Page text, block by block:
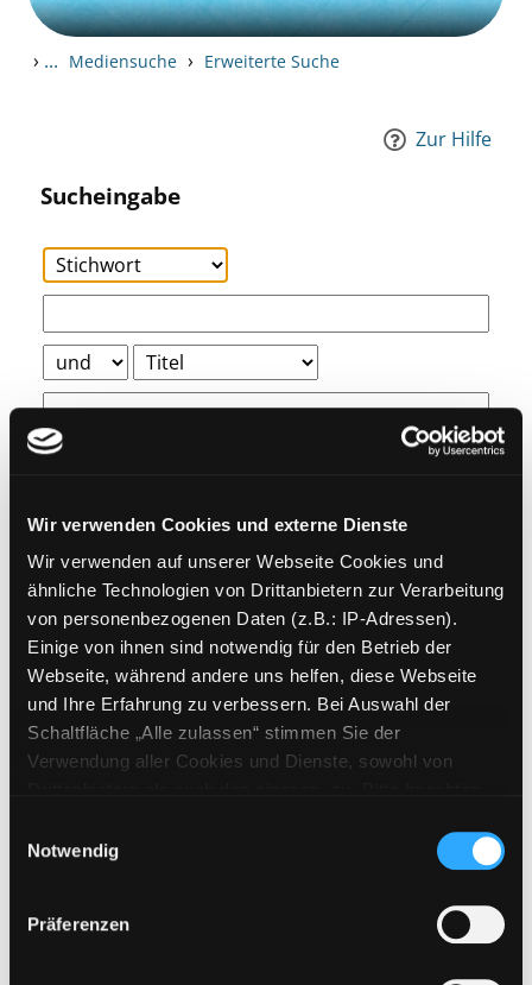
Wir verwenden Cookies und externe Dienste
Wir verwenden auf unserer Webseite Cookies und
ähnliche Technologien von Drittanbietern zur Verarbeitung
von personenbezogenen Daten (z.B.: IP-Adressen).
Einige von ihnen sind notwendig für den Betrieb der
Webseite, während andere uns helfen, diese Webseite
und Ihre Erfahrung zu verbessern. Bei Auswahl der
Schaltfläche „Alle zulassen“ stimmen Sie der
Verwendung aller Cookies und Dienste, sowohl von
Cookies von Drittanbietern, eine Verarbeitung in
unsicheren Drittländern (Länder außerhalb des EWR
ohne adäquates Datenschutzniveau) stattfinden kann. In
diesem Zusammenhang können aktuell Risiken für
Notwendig
Präferenzen
› ... Mediensuche › Erweiterte Suche
Zur Hilfe
Sucheingabe
Weitere Suchkriterien
Erwerbungen der letzten Tage
Jahr von
Medien anzeigen, die nach dem Jahr veröffentlicht
Jahr bis
Medien anzeigen, die vor dem
E-Medien
Mediengruppe